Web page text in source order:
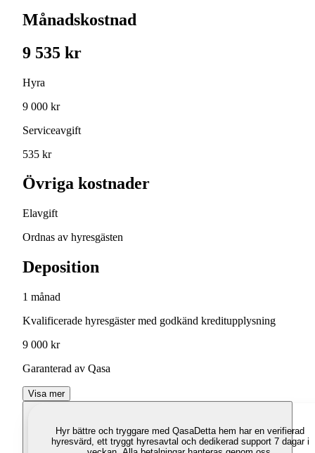
Månadskostnad
9 535 kr
Hyra
9 000 kr
Serviceavgift
535 kr
Övriga kostnader
Elavgift
Ordnas av hyresgästen
Deposition
1 månad
Kvalificerade hyresgäster med godkänd kreditupplysning
9 000 kr
Garanterad av Qasa
Visa mer
Hyr bättre och tryggare med QasaDetta hem har en verifierad
hyresvärd, ett tryggt hyresavtal och dedikerad support 7 dagar i